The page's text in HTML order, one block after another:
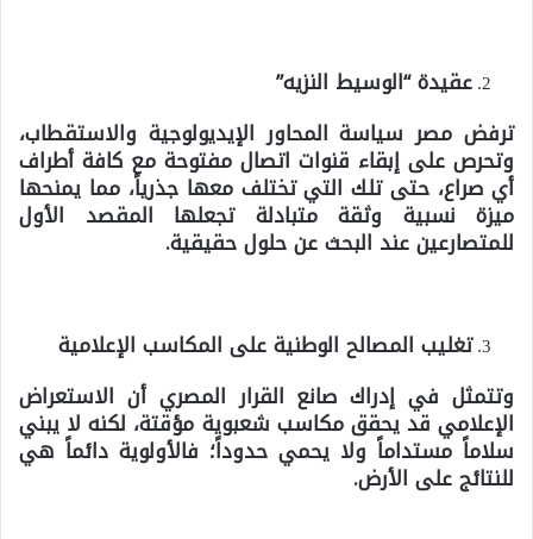
عقيدة “الوسيط النزيه”
ترفض مصر سياسة المحاور الإيديولوجية والاستقطاب،
وتحرص على إبقاء قنوات اتصال مفتوحة مع كافة أطراف
أي صراع، حتى تلك التي تختلف معها جذرياً، مما يمنحها
ميزة نسبية وثقة متبادلة تجعلها المقصد الأول
للمتصارعين عند البحث عن حلول حقيقية.
تغليب المصالح الوطنية على المكاسب الإعلامية
وتتمثل في إدراك صانع القرار المصري أن الاستعراض
الإعلامي قد يحقق مكاسب شعبوية مؤقتة، لكنه لا يبني
سلاماً مستداماً ولا يحمي حدوداً؛ فالأولوية دائماً هي
للنتائج على الأرض.